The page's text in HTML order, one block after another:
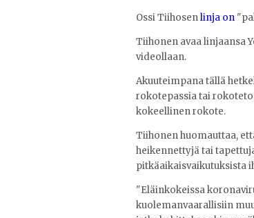
Ossi Tiihosenlinja on
Tiihonen avaa linjaansa
videollaan.
Akuuteimpana tällä
rokotepassia tai
kokeellinen rokote.
Tiihonen huomauttaa,
heikennettyjä tai
pitkäaikaisvaikutuksista
"Eläinkokeissa
kuolemanvaarallisiin